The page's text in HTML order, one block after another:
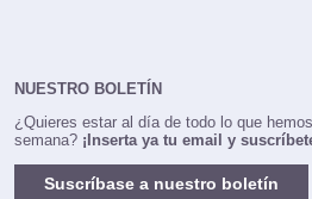
NUESTRO BOLETÍN
¿Quieres estar al día de todo lo que
semana? ¡Inserta ya tu email y
Suscríbase a nuestro boletín